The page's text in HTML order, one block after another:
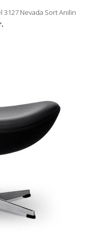
3127 Nevada Sort Anilin